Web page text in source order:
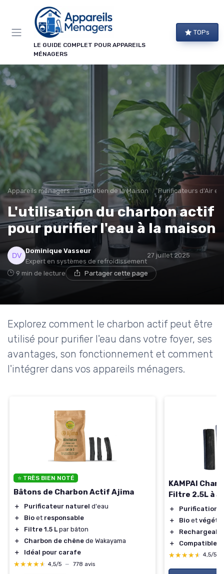
LE GUIDE COMPLET POUR APPAREILS
MÉNAGERS
TOPs
Appareils ménagers Entretien de la Maison Purificateurs d'Air et
L'utilisation du charbon actif
pour purifier l'eau à la maison
Dominique Vasseur
Expert en systèmes de refroidissement
27 juillet 2025
9 min de lecture Partager cette page
Explorez comment le charbon actif peut être
utilisé pour purifier l'eau dans votre foyer, ses
avantages, son fonctionnement et comment
l'intégrer dans vos appareils ménagers.
⭐ TRÈS BIEN NOTÉ
Bâtons de Charbon Actif Ajima
＋ Purificateur naturel d'eau
＋
Bio et responsable
＋
Filtre 1.5 L par bâton
＋
Charbon de chêne de Wakayama
＋
Idéal pour carafe
★★★★★
★★★★★ 4,5/5 — 778 avis
KAMPAI
Filtre 2.5L à
＋ Purification
＋
Bio et végétal
＋
＋
Compatible
★★★★★
★★★★★ 4,5/5
→ Je m'abonne
* En m'inscrivant, j'accepte de recevoir la newsletter
d'Appareils Ménagers et les offres de ses partenaires.
Panneau de gestion des cookies